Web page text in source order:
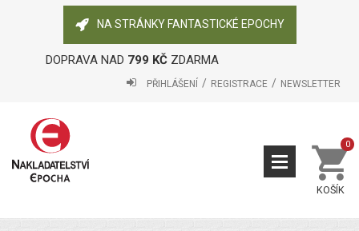
NA STRÁNKY FANTASTICKÉ EPOCHY
DOPRAVA NAD 799 KČZDARMA
PŘIHLÁŠENÍ REGISTRACE NEWSLETTER
KOŠÍK
0